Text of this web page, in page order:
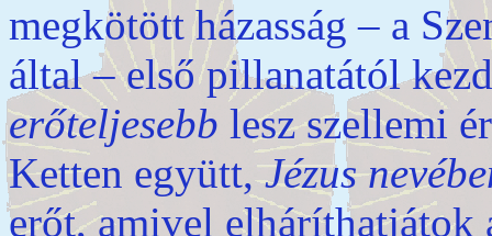
megkötött házasság – a
által – első pillanatától
erőteljesebb lesz szellemi
Ketten együtt,Jézus
erőt, amivel elháríthatjátok